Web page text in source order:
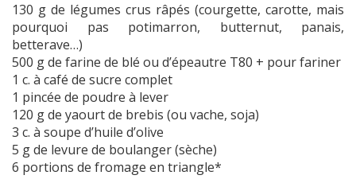
130 g de légumes crus râpés (courgette, carotte, mais
pourquoi pas potimarron, butternut, panais,
betterave…)
500 g de farine de blé ou d’épeautre T80 + pour fariner
1 c. à café de sucre complet
1 pincée de poudre à lever
120 g de yaourt de brebis (ou vache, soja)
3 c. à soupe d’huile d’olive
5 g de levure de boulanger (sèche)
6 portions de fromage en triangle*